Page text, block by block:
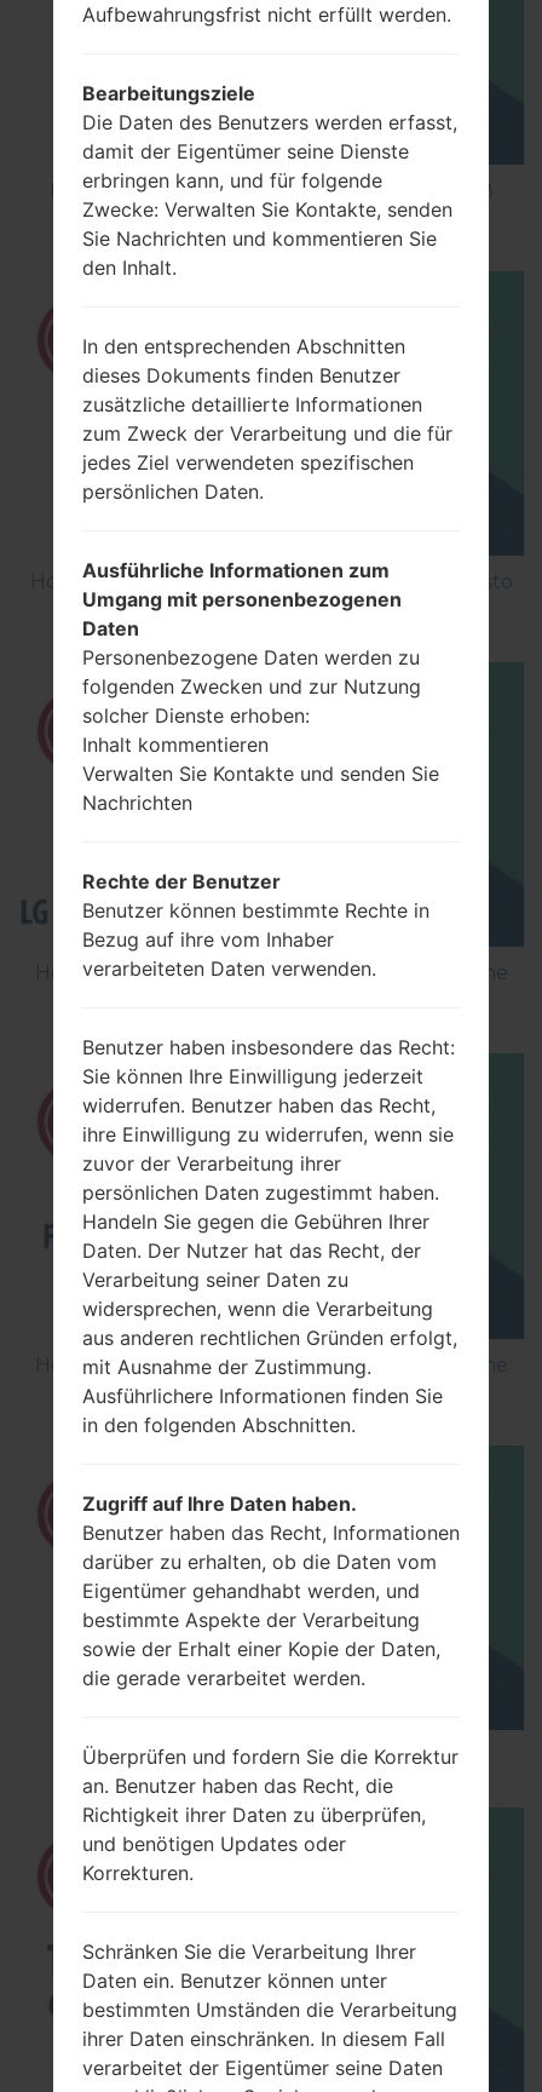
How to Factory Reset through code on LG K8
M200E?
How to Factory Reset through menu on LG Aristo
MS210?
How to Flash Stock Firmware on LG Smartphone
How to Flash Stock Firmware on LG Smartphone
using LG UP?
How to Hard Reset on LG G5 H850?
Aufbewahrungsfrist nicht erfüllt werden.
Bearbeitungsziele
Die Daten des Benutzers werden erfasst,
damit der Eigentümer seine Dienste
erbringen kann, und für folgende
Zwecke: Verwalten Sie Kontakte, senden
Sie Nachrichten und kommentieren Sie
den Inhalt.
In den entsprechenden Abschnitten
dieses Dokuments finden Benutzer
zusätzliche detaillierte Informationen
zum Zweck der Verarbeitung und die für
jedes Ziel verwendeten spezifischen
persönlichen Daten.
Ausführliche Informationen zum
Umgang mit personenbezogenen
Daten
Personenbezogene Daten werden zu
folgenden Zwecken und zur Nutzung
solcher Dienste erhoben:
Inhalt kommentieren
Verwalten Sie Kontakte und senden Sie
Nachrichten
Rechte der Benutzer
Benutzer können bestimmte Rechte in
Bezug auf ihre vom Inhaber
verarbeiteten Daten verwenden.
Benutzer haben insbesondere das Recht:
Sie können Ihre Einwilligung jederzeit
widerrufen. Benutzer haben das Recht,
ihre Einwilligung zu widerrufen, wenn sie
zuvor der Verarbeitung ihrer
persönlichen Daten zugestimmt haben.
Handeln Sie gegen die Gebühren Ihrer
Daten. Der Nutzer hat das Recht, der
Verarbeitung seiner Daten zu
widersprechen, wenn die Verarbeitung
aus anderen rechtlichen Gründen erfolgt,
mit Ausnahme der Zustimmung.
Ausführlichere Informationen finden Sie
in den folgenden Abschnitten.
Zugriff auf Ihre Daten haben.
Benutzer haben das Recht, Informationen
darüber zu erhalten, ob die Daten vom
Eigentümer gehandhabt werden, und
bestimmte Aspekte der Verarbeitung
sowie der Erhalt einer Kopie der Daten,
die gerade verarbeitet werden.
Überprüfen und fordern Sie die Korrektur
an. Benutzer haben das Recht, die
Richtigkeit ihrer Daten zu überprüfen,
und benötigen Updates oder
Korrekturen.
Schränken Sie die Verarbeitung Ihrer
Daten ein. Benutzer können unter
bestimmten Umständen die Verarbeitung
ihrer Daten einschränken. In diesem Fall
verarbeitet der Eigentümer seine Daten